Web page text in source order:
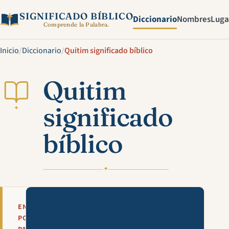
SIGNIFICADO BÍBLICO
Comprende la Palabra. DiccionarioNombres
Inicio/Diccionario/Quitim significado bíblico
✦
Quitim
significado
bíblico
✦
EN
POCAS
Mira esta explicación en